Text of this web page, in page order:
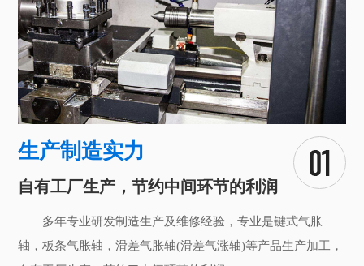
生产制造实力
自有工厂生产，节约中间环节的利润
多年专业研发制造生产及维修经验，专业是键式气胀
轴，板条气胀轴，滑差气胀轴(滑差气涨轴)等产品生产加工，